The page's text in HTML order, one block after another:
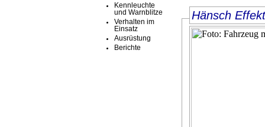
Kennleuchte
und Warnblitze
Verhalten im
Einsatz
Ausrüstung
Berichte
Hänsch